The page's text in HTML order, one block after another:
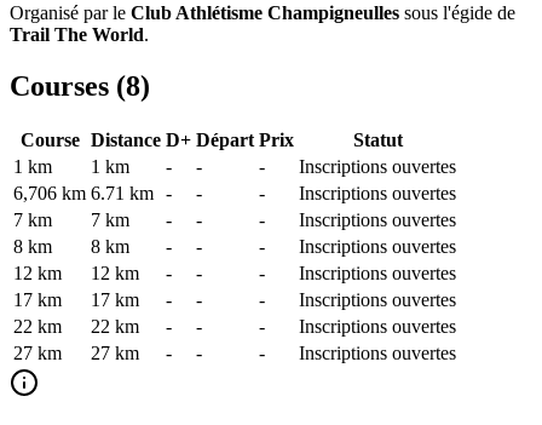
Organisé par le Club Athlétisme Champigneulles sous l'égide de
Trail The World.
Courses (8)
Course Distance D+ Départ Prix
Statut
1 km
1 km - - -
Inscriptions ouvertes
6,706 km 6.71 km - - -
Inscriptions ouvertes
7 km
7 km - - -
Inscriptions ouvertes
8 km
8 km - - -
Inscriptions ouvertes
12 km
12 km - - -
Inscriptions ouvertes
17 km
17 km - - -
Inscriptions ouvertes
22 km
22 km - - -
Inscriptions ouvertes
27 km
27 km - - - Inscriptions ouvertes